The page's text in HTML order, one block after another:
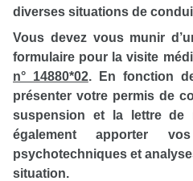
diverses situations de
Vous devez vous munir
formulaire pour la visite
n° 14880*02. En fonction
présenter votre permis de
suspension et la lettre de
également apporter
psychotechniques et
situation.